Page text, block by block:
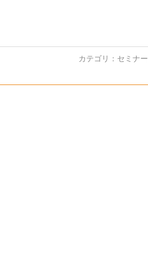
カテゴリ： セミナー